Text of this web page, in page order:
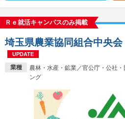
Ｒｅ就活キャンパスのみ掲載
業種
農林・水産・鉱業／官公庁・公社
ング
埼玉県農業協同組合中央会
UPDATE